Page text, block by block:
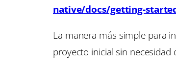
native/docs/getting-
La manera más simple para
proyecto inicial sin